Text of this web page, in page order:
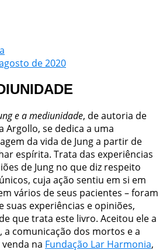
de 2020
e a mediunidade, de autoria de
Argollo, se dedica a uma
da vida de Jung a partir de
espírita. Trata das experiências
de Jung no que diz respeito
cuja ação sentiu em si em
vários de seus pacientes – foram
suas experiências e opiniões,
que trata este livro. Aceitou ele a
comunicação dos mortos e a
na Fundação Lar Harmonia,